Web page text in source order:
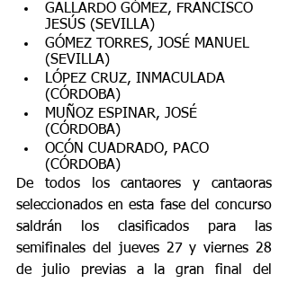
GALLARDO GÓMEZ, FRANCISCO
JESÚS (SEVILLA)
GÓMEZ TORRES, JOSÉ MANUEL
(SEVILLA)
LÓPEZ CRUZ, INMACULADA
(CÓRDOBA)
MUÑOZ ESPINAR, JOSÉ
(CÓRDOBA)
OCÓN CUADRADO, PACO
(CÓRDOBA)
De todos los cantaores y cantaoras
seleccionados en esta fase del concurso
saldrán los clasificados para las
semifinales del jueves 27 y viernes 28
de julio previas a la gran final del